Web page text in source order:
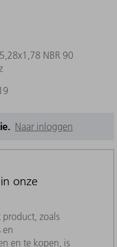
NBR 90
Naar inloggen
onze
zoals
en
en te kopen, is